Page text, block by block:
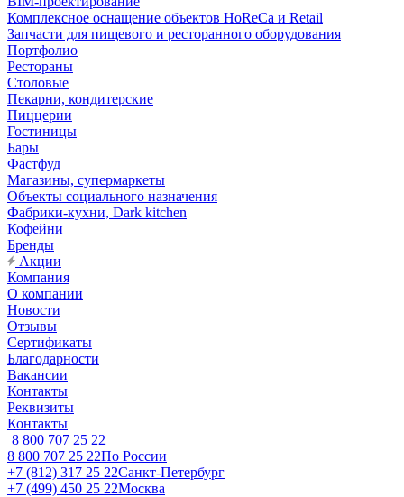
Комплексное оснащение объектов HoReCa и Retail
Запчасти для пищевого и ресторанного оборудования
Портфолио
Рестораны
Столовые
Пекарни, кондитерские
Пиццерии
Гостиницы
Бары
Фастфуд
Магазины, супермаркеты
Объекты социального назначения
Фабрики-кухни, Dark kitchen
Кофейни
Бренды
Акции
Компания
О компании
Новости
Отзывы
Сертификаты
Благодарности
Вакансии
Контакты
Реквизиты
Контакты
8 800 707 25 22
8 800 707 25 22По России
+7 (812) 317 25 22Санкт-Петербург
+7 (499) 450 25 22Москва